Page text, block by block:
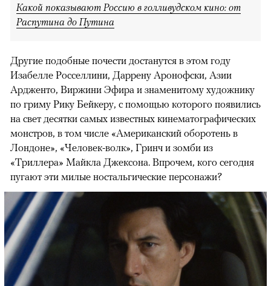
Какой показывают Россию в голливудском кино: от
Распутина до Путина
Другие подобные почести достанутся в этом году
Изабелле Росселлини, Даррену Аронофски, Азии
Ардженто, Виржини Эфира и знаменитому художнику
по гриму Рику Бейкеру, с помощью которого появились
на свет десятки самых известных кинематографических
монстров, в том числе «Американский оборотень в
Лондоне», «Человек-волк», Гринч и зомби из
«Триллера» Майкла Джексона. Впрочем, кого сегодня
пугают эти милые ностальгические персонажи?